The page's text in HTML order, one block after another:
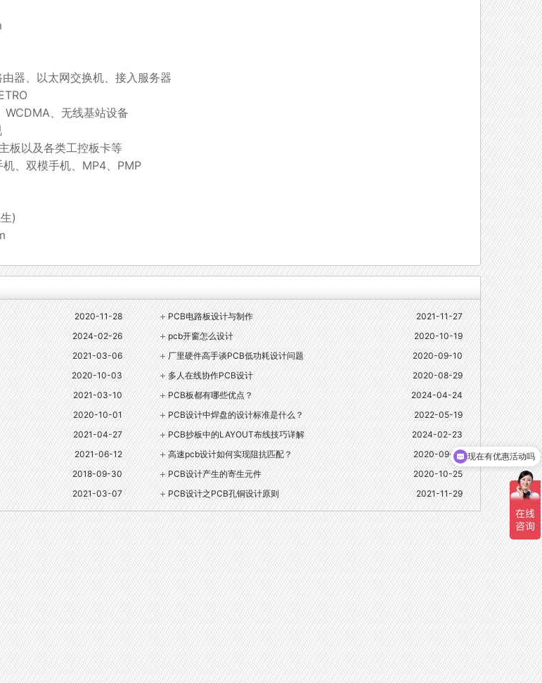
器、以太网交换机、接入服务器
WCDMA、无线基站设备
板以及各类工控板卡等
、双模手机、MP4、PMP
)
2020-11-28 PCB电路板设计与制作
2021-11-27
2024-02-26 pcb开窗怎么设计
2020-10-19
2021-03-06 厂里硬件高手谈PCB低功耗设计问题
2020-09-10
2020-10-03 多人在线协作PCB设计
2020-08-29
2021-03-10 PCB板都有哪些优点？
2024-04-24
2020-10-01 PCB设计中焊盘的设计标准是什么？
2022-05-19
2021-04-27 PCB抄板中的LAYOUT布线技巧详解
2024-02-23
2021-06-12 高速pcb设计如何实现阻抗匹配？
2020-09-15
2018-09-30 PCB设计产生的寄生元件
2020-10-25
2021-03-07 PCB设计之PCB孔铜设计原则 2021-11-29
现在有优惠活动吗